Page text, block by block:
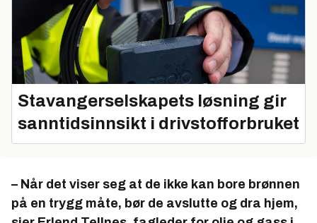
Stavangerselskapets løsning gir
sanntidsinnsikt i drivstofforbruket
– Når det viser seg at de ikke kan bore brønnen
på en trygg måte, bør de avslutte og dra hjem,